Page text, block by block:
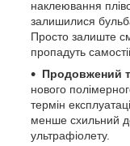
наклеювання
залишилися
Просто залиште
пропадуть
Продовжений
нового
термін
менше схильний
ультрафіолету.